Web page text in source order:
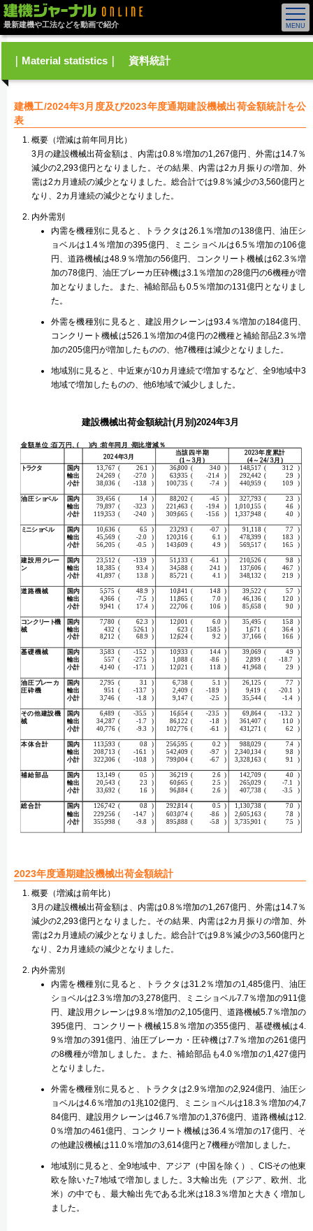
最新建機や工法などを動画で紹介
｜Material statistics｜ 資料統計
建機工/2024年3月度及び2023年度通期建設機械出荷金額統計を公
表
概要（増減は前年同月比）
3月の建設機械出荷金額は、内需は0.8％増加の1,267億円、外需は14.7％
減少の2,293億円となりました。その結果、内需は2カ月振りの増加、外
需は2カ月連続の減少となりました。総合計では9.8％減少の3,560億円と
なり、2カ月連続の減少となりました。
内外需別
内需を機種別に見ると、トラクタは26.1％増加の138億円、油圧シ
ョベルは1.4％増加の395億円、ミニショベルは6.5％増加の106億
円、道路機械は48.9％増加の56億円、コンクリート機械は62.3％増
加の78億円、油圧ブレーカ圧砕機は3.1％増加の28億円の6機種が増
加となりました。また、補給部品も0.5％増加の131億円となりまし
た。
外需を機種別に見ると、建設用クレーンは93.4％増加の184億円、
コンクリート機械は526.1％増加の4億円の2機種と補給部品2.3％増
加の205億円が増加したものの、他7機種は減少となりました。
地域別に見ると、中近東が10カ月連続で増加するなど、全9地域中3
地域で増加したものの、他6地域で減少しました。
建設機械出荷金額統計(月別)2024年3月
2023年度通期建設機械出荷金額統計
概要（増減は前年比）
3月の建設機械出荷金額は、内需は0.8％増加の1,267億円、外需は14.7％
減少の2,293億円となりました。その結果、内需は2カ月振りの増加、外
需は2カ月連続の減少となりました。総合計では9.8％減少の3,560億円と
なり、2カ月連続の減少となりました。
内外需別
内需を機種別に見ると、トラクタは31.2％増加の1,485億円、油圧
ショベルは2.3％増加の3,278億円、ミニショベル7.7％増加の911億
円、建設用クレーンは9.8％増加の2,105億円、道路機械5.7％増加の
395億円、コンクリート機械15.8％増加の355億円、基礎機械は4.
9％増加の391億円、油圧ブレーカ・圧砕機は7.7％増加の261億円
の8機種が増加しました。また、補給部品も4.0％増加の1,427億円
となりました。
外需を機種別に見ると、トラクタは2.9％増加の2,924億円、油圧シ
ョベルは4.6％増加の1兆102億円、ミニショベルは18.3％増加の4,7
84億円、建設用クレーンは46.7％増加の1,376億円、道路機械は12.
0％増加の461億円、コンクリート機械は36.4％増加の17億円、そ
の他建設機械は11.0％増加の3,614億円と7機種が増加しました。
地域別に見ると、全9地域中、アジア（中国を除く）、CISその他東
欧を除いた7地域で増加しました。3大輸出先（アジア、欧州、北
米）の中でも、最大輸出先である北米は18.3％増加と大きく増加し
ました。